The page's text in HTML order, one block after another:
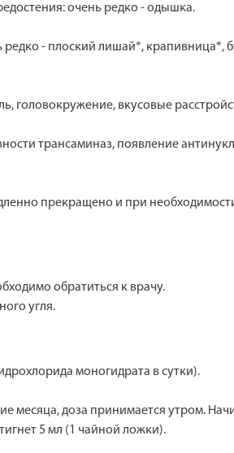
очень редко - одышка.
- плоский лишай*, крапивница*,
головокружение, вкусовые
трансаминаз, появление
прекращено и при
обратиться к врачу.
угля.
моногидрата в сутки).
месяца, доза принимается утром.
5 мл (1 чайной ложки).